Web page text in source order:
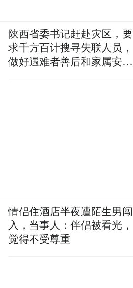
陕西省委书记赶赴灾区，要
求千方百计搜寻失联人员，
做好遇难者善后和家属安抚
情侣住酒店半夜遭陌生男闯
入，当事人：伴侣被看光，
觉得不受尊重